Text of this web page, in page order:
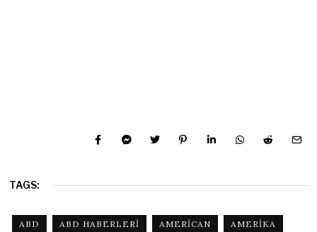
TAGS:
ABD ABD HABERLERI AMERICAN
AMERIKA